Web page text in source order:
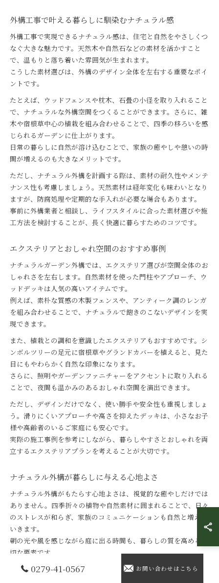
外構工事で叶える暮らしに馴染むナチュラル感
外構工事で実現できるナチュラル感は、住宅と自然をやさしくつ
なぐ大きな魅力です。天然木や自然石などの素材を活かすこと
で、温もりと落ち着いた雰囲気が生まれます。
こうした素材選びは、外構のデザイン全体を左右する重要なポイ
ントです。
たとえば、ウッドフェンスや枕木、石畳の小径を取り入れること
で、ナチュラルな外構空間をつくることができます。さらに、雑
木や宿根草中心の植栽を組み合わせることで、四季の移ろいを感
じられるガーデンに仕上がります。
日常の暮らしに自然が溶け込むことで、家族の癒やしや憩いの時
間が増えるのも大きなメリットです。
ただし、ナチュラル外構を計画する際は、素材の耐久性やメンテ
ナンス性も考慮しましょう。天然素材は経年変化も味わいとなり
ますが、防腐処理や定期的な手入れが必要な場合もあります。
事前に外構業者と相談し、ライフスタイルに合った素材選びや施
工方法を検討することが、長く快適に暮らすためのコツです。
エクステリアとおしゃれ空間のおすすめ事例
ナチュラルガーデン外構では、エクステリア選びが空間全体のお
しゃれさを左右します。自然素材を使った門柱やアプローチ、ウ
ッドデッキは人気の高いアイテムです。
例えば、素朴な質感の木製フェンスや、アンティーク調のレンガ
を組み合わせることで、ナチュラルで飽きのこないデザインを実
現できます。
また、植栽との調和を意識したエクステリアもおすすめです。シ
ンボルツリーの足元に宿根草やグランドカバーを植えると、見た
目にもやわらかく自然な印象になります。
さらに、照明やガーデンファニチャーをアクセントに取り入れる
ことで、夜間も温かみのあるおしゃれ空間を演出できます。
ただし、デザインだけでなく、使い勝手や安全性も重視しましょ
う。滑りにくいアプローチや高さを抑えたデッキは、小さなお子
様や高齢者のいるご家庭にも安心です。
実際の施工事例を参考にしながら、暮らしやすさとおしゃれを両
立するエクステリアプランを考えることが大切です。
ナチュラル外構が暮らしに与える心地よさ
ナチュラル外構がもたらす心地よさは、視覚的な癒やしだけでは
ありません。四季折々の植物や自然素材に囲まれることで、日々
のストレスが和らぎ、家族のコミュニケーションも自然と増えて
いきます。
朝の光や風を感じながら庭に出る時間も、暮らしの質を高める大
切な要素です。
また、ナチュラルガーデンは手入れのしやすさも魅力です。宿根
0279-41-0567 お問い合わせはこちら